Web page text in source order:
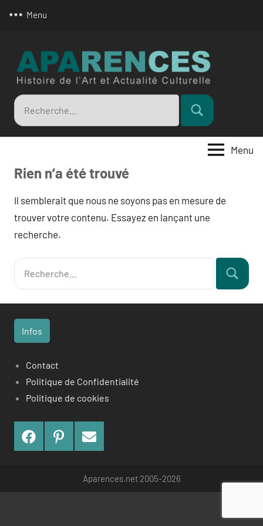
Menu
Recherche
pour
:
Rechercher
Menu
Rien n’a été trouvé
Il semblerait que nous ne soyons pas en mesure de
trouver votre contenu. Essayez en lançant une
recherche.
Recherche
pour
Infos
Contact
Politique de Confidentialité
Politique de cookies
FacebookPinterestContact
Aparences.net 2005-2026